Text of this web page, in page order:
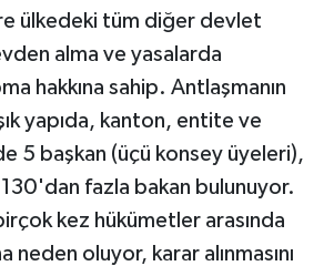
ülkedeki tüm diğer devlet
alma ve yasalarda
hakkına sahip. Antlaşmanın
yapıda, kanton, entite ve
5 başkan (üçü konsey üyeleri),
fazla bakan bulunuyor.
kez hükümetler arasında
neden oluyor, karar alınmasını